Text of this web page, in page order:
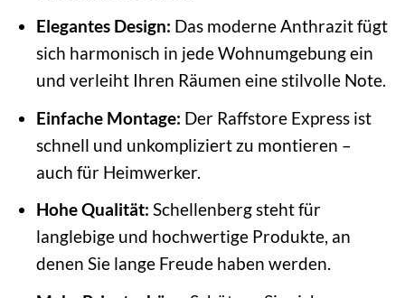
Elegantes Design: Das moderne Anthrazit fügt
sich harmonisch in jede Wohnumgebung ein
und verleiht Ihren Räumen eine stilvolle Note.
Einfache Montage: Der Raffstore Express ist
schnell und unkompliziert zu montieren –
auch für Heimwerker.
Hohe Qualität: Schellenberg steht für
langlebige und hochwertige Produkte, an
denen Sie lange Freude haben werden.